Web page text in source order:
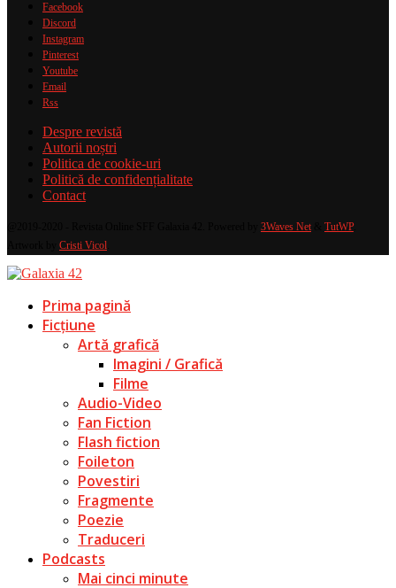
Facebook
Discord
Instagram
Pinterest
Youtube
Email
Rss
Despre revistă
Autorii noștri
Politica de cookie-uri
Politică de confidențialitate
Contact
3Waves Net& TutWP.
Cristi Vicol
Prima pagină
Ficțiune
Artă grafică
Imagini / Grafică
Filme
Audio-Video
Fan Fiction
Flash fiction
Foileton
Povestiri
Fragmente
Poezie
Traduceri
Podcasts
Mai cinci minute